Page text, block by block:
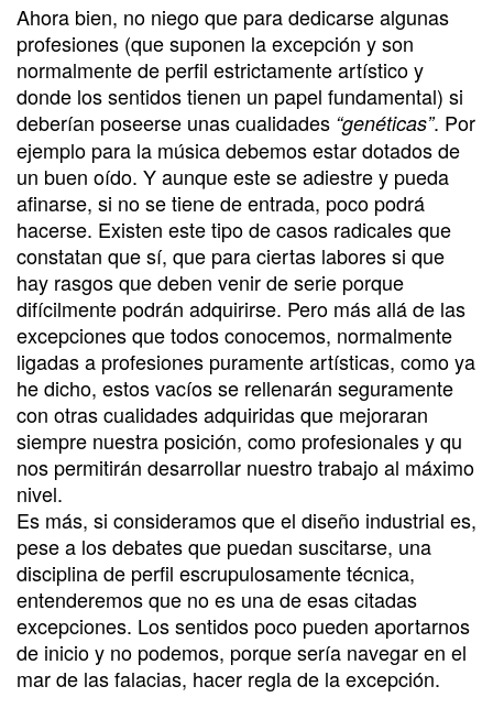
Ahora bien, no niego que para dedicarse algunas
profesiones (que suponen la excepción y son
normalmente de perfil estrictamente artístico y
donde los sentidos tienen un papel fundamental) si
deberían poseerse unas cualidades “genéticas”. Por
ejemplo para la música debemos estar dotados de
un buen oído. Y aunque este se adiestre y pueda
afinarse, si no se tiene de entrada, poco podrá
hacerse. Existen este tipo de casos radicales que
constatan que sí, que para ciertas labores si que
hay rasgos que deben venir de serie porque
difícilmente podrán adquirirse. Pero más allá de las
excepciones que todos conocemos, normalmente
ligadas a profesiones puramente artísticas, como ya
he dicho, estos vacíos se rellenarán seguramente
con otras cualidades adquiridas que mejoraran
siempre nuestra posición, como profesionales y qu
nos permitirán desarrollar nuestro trabajo al máximo
nivel.
Es más, si consideramos que el diseño industrial es,
pese a los debates que puedan suscitarse, una
disciplina de perfil escrupulosamente técnica,
entenderemos que no es una de esas citadas
excepciones. Los sentidos poco pueden aportarnos
de inicio y no podemos, porque sería navegar en el
mar de las falacias, hacer regla de la excepción.